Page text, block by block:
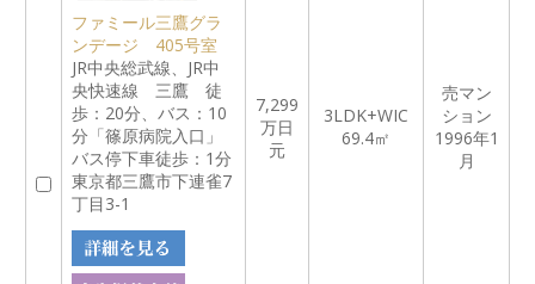
ファミール三鷹グラ
ンデージ 405号室
JR中央総武線、JR中
央快速線 三鷹 徒
歩：20分、バス：10
分「篠原病院入口」
バス停下車徒歩：1分
東京都三鷹市下連雀7
丁目3-1
7,299
万日
元
3LDK+WIC
69.4㎡
売マン
ション
1996年1
月